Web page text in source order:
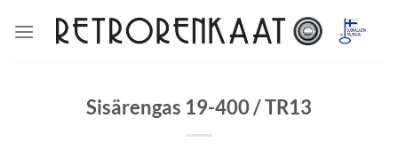
Sisärengas 19-400 / TR13